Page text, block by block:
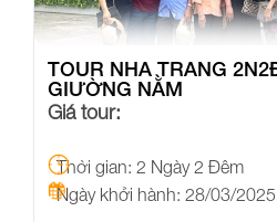
TOUR NHA TRANG
GIƯỜNG NẰM
Giá tour:
Thời gian: 2 Ngày 2 Đêm
Ngày khởi hành: 28/03/2025